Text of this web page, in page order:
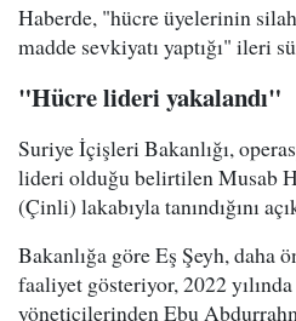
Haberde, "hücre üyelerinin silah
madde sevkiyatı yaptığı" ileri
"Hücre lideri yakalandı"
Suriye İçişleri Bakanlığı,
lideri olduğu belirtilen Musab
(Çinli) lakabıyla tanındığını
Bakanlığa göre Eş Şeyh, daha
faaliyet gösteriyor, 2022
yöneticilerinden Ebu